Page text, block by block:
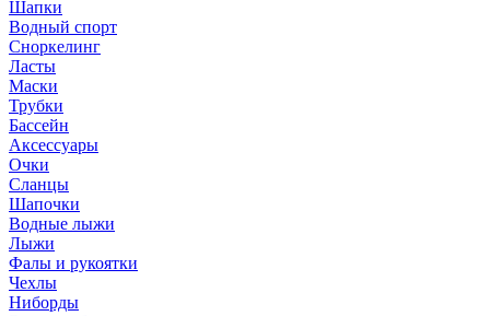
Шапки
Водный спорт
Сноркелинг
Ласты
Маски
Трубки
Бассейн
Аксессуары
Очки
Сланцы
Шапочки
Водные лыжи
Лыжи
Фалы и рукоятки
Чехлы
Ниборды